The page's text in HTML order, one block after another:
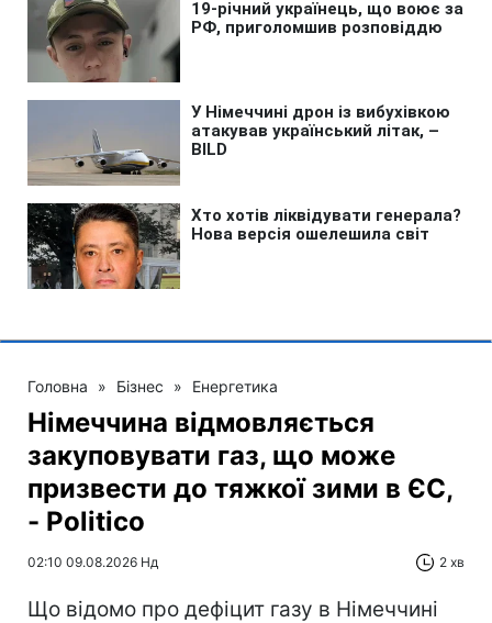
Головна » Бізнес » Енергетика
Німеччина відмовляється
закуповувати газ, що може
призвести до тяжкої зими в ЄС,
- Politico
02:10 09.08.2026 Нд 2 хв
Що відомо про дефіцит газу в Німеччині